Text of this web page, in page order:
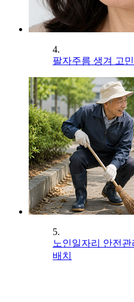
4.
팔자주름 생겨 고
5.
노인일자리 안전
배치